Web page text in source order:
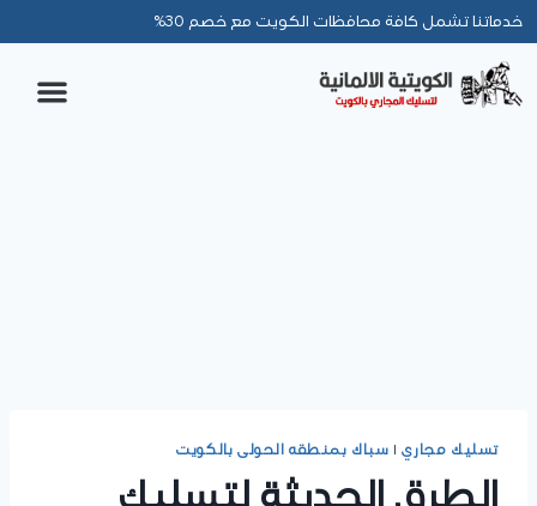
خدماتنا تشمل كافة محافظات الكويت مع خصم 30%
تسليك مجاري| سباك بمنطقه الحولى بالكويت